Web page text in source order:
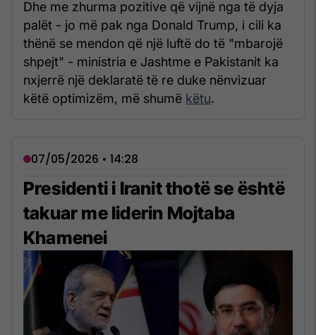
Dhe me zhurma pozitive që vijnë nga të dyja
palët - jo më pak nga Donald Trump, i cili ka
thënë se mendon që një luftë do të "mbarojë
shpejt" - ministria e Jashtme e Pakistanit ka
nxjerrë një deklaratë të re duke nënvizuar
këtë optimizëm, më shumë këtu.
07/05/2026 • 14:28
Presidenti i Iranit thotë se është
takuar me liderin Mojtaba
Khamenei